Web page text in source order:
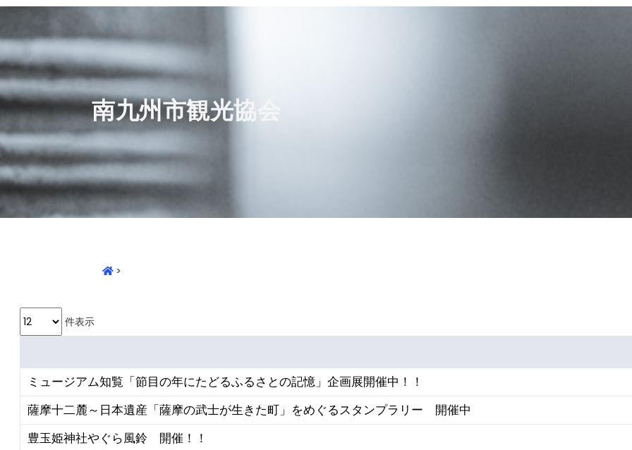
南九州市観光協会
>
件表示
ミュージアム知覧「節目の年にたどるふるさとの記憶」企画展開催中！！
薩摩十二麓～日本遺産「薩摩の武士が生きた町」をめぐるスタンプラリー 開催中
豊玉姫神社やぐら風鈴 開催！！